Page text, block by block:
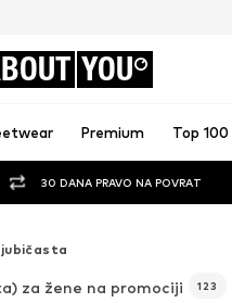
YOU
Premium Top 100
30 DANA PRAVO NA POVRAT
za žene na promociji 123